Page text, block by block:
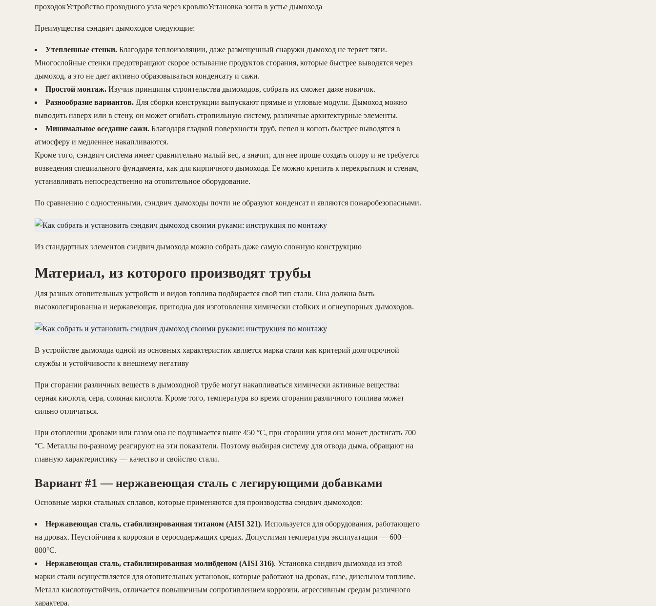
проходокУстройство проходного узла через кровлюУстановка зонта в устье дымохода
Преимущества сэндвич дымоходов следующие:
Утепленные стенки. Благодаря теплоизоляции, даже размещенный снаружи дымоход не теряет тяги.
Многослойные стенки предотвращают скорое остывание продуктов сгорания, которые быстрее выводятся через
дымоход, а это не дает активно образовываться конденсату и сажи.
Простой монтаж. Изучив принципы строительства дымоходов, собрать их сможет даже новичок.
Разнообразие вариантов. Для сборки конструкции выпускают прямые и угловые модули. Дымоход можно
выводить наверх или в стену, он может огибать стропильную систему, различные архитектурные элементы.
Минимальное оседание сажи. Благодаря гладкой поверхности труб, пепел и копоть быстрее выводятся в
атмосферу и медленнее накапливаются.
Кроме того, сэндвич система имеет сравнительно малый вес, а значит, для нее проще создать опору и не требуется
возведения специального фундамента, как для кирпичного дымохода. Ее можно крепить к перекрытиям и стенам,
устанавливать непосредственно на отопительное оборудование.
По сравнению с одностенными, сэндвич дымоходы почти не образуют конденсат и являются пожаробезопасными.
Из стандартных элементов сэндвич дымохода можно собрать даже самую сложную конструкцию
Материал, из которого производят трубы
Для разных отопительных устройств и видов топлива подбирается свой тип стали. Она должна быть
высоколегированна и нержавеющая, пригодна для изготовления химически стойких и огнеупорных дымоходов.
В устройстве дымохода одной из основных характеристик является марка стали как критерий долгосрочной
службы и устойчивости к внешнему негативу
При сгорании различных веществ в дымоходной трубе могут накапливаться химически активные вещества:
серная кислота, сера, соляная кислота. Кроме того, температура во время сгорания различного топлива может
сильно отличаться.
При отоплении дровами или газом она не поднимается выше 450 °C, при сгорании угля она может достигать 700
°C. Металлы по-разному реагируют на эти показатели. Поэтому выбирая систему для отвода дыма, обращают на
главную характеристику — качество и свойство стали.
Вариант #1 — нержавеющая сталь с легирующими добавками
Основные марки стальных сплавов, которые применяются для производства сэндвич дымоходов:
Нержавеющая сталь, стабилизированная титаном (AISI 321). Используется для оборудования, работающего
на дровах. Неустойчива к коррозии в серосодержащих средах. Допустимая температура эксплуатации — 600—
800°C.
Нержавеющая сталь, стабилизированная молибденом (AISI 316). Установка сэндвич дымохода из этой
марки стали осуществляется для отопительных установок, которые работают на дровах, газе, дизельном топливе.
Металл кислотоустойчив, отличается повышенным сопротивлением коррозии, агрессивным средам различного
характера.